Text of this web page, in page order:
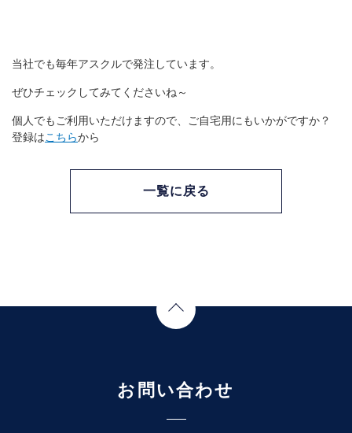
当社でも毎年アスクルで発注しています。
ぜひチェックしてみてくださいね～
個人でもご利用いただけますので、ご自宅用にもいかがですか？
登録はこちらから
一覧に戻る
お問い合わせ